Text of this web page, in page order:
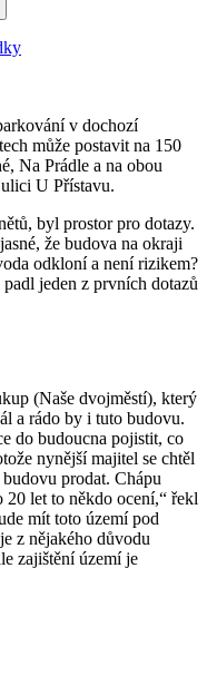
v dochozí
může postavit na 150
Na Prádle a na obou
U Přístavu.
byl prostor pro dotazy.
že budova na okraji
odkloní a není rizikem?
jeden z prvních dotazů
(Naše dvojměstí), který
a rádo by i tuto budovu.
do budoucna pojistit, co
nynější majitel se chtěl
prodat. Chápu
20 let to někdo ocení,“ řekl
mít toto území pod
z nějakého důvodu
zajištění území je